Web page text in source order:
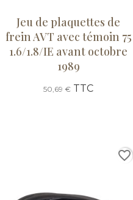
Jeu de plaquettes de
frein AVT avec témoin 75
1.6/1.8/IE avant octobre
1989
50,69 € TTC
favorite_border